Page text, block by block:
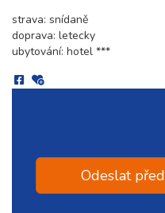
strava: snídaně
doprava: letecky
ubytování: hotel ***
Odeslat